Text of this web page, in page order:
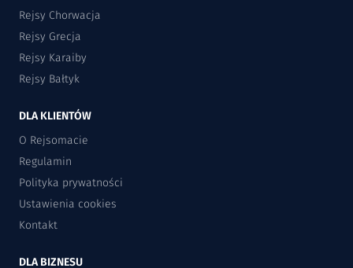
Rejsy Chorwacja
Rejsy Grecja
Rejsy Karaiby
Rejsy Bałtyk
DLA KLIENTÓW
O Rejsomacie
Regulamin
Polityka prywatności
Ustawienia cookies
Kontakt
DLA BIZNESU